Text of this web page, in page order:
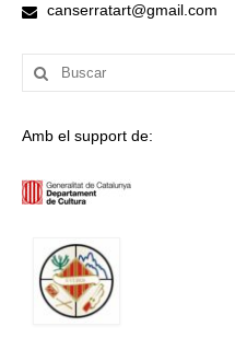
canserratart@gmail.com
Buscar
por:
Amb el support de: